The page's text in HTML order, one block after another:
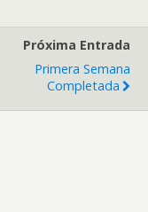
Próxima Entrada
Primera Semana
Completada